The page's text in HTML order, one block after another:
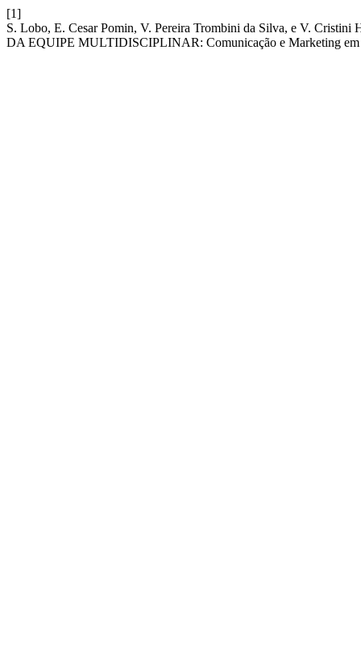
[1]
S. Lobo, E. Cesar Pomin, V. Pereira Trombini da Silva, e V.
DA EQUIPE MULTIDISCIPLINAR: Comunicação e Marketing em